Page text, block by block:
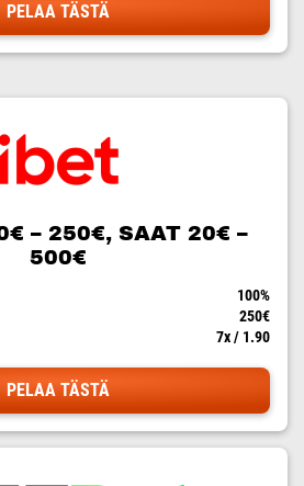
PELAA TÄSTÄ
– 250€, SAAT 20€ –
500€
100%
250€
7x / 1.90
PELAA TÄSTÄ